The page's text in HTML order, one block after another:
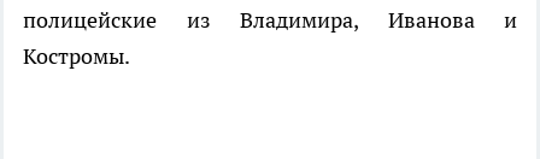
полицейские из Владимира, Иванова и
Костромы.